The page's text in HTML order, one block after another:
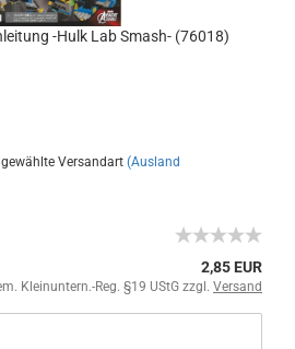
-Hulk Lab Smash- (76018)
Versandart (Ausland
2,85 EUR
Kleinuntern.-Reg. §19 UStG zzgl. Versand